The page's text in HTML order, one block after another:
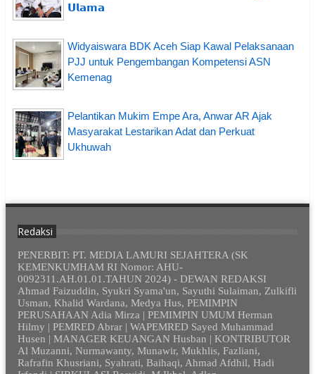
𝗨𝗹𝗮𝗺𝗮
Widyaiswara BDK Aceh Siap Kawal Pelaksanaan
PJJ untuk Pengembangan Kompetensi ASN
Kemenag
Pelantikan Mukim Empe Ara, Anwar AR Ajak
Masyarakat Lestarikan Adat dan Perkuat
Ukhuwah
Redaksi
PENERBIT: PT. MEDIA LAMURI SEJAHTERA (SK
KEMENKUMHAM RI Nomor: AHU-
0092311.AH.01.01.TAHUN 2024) - DEWAN REDAKSI
Ahmad Faizuddin, Syukri Syama'un, Sayuthi Sulaiman, Zulkifli
Usman, Khalid Wardana, Medya Hus, PEMIMPIN
PERUSAHAAN Adia Mirza | PEMIMPIN UMUM Herman
Hilmy | PEMRED Abrar | WAPEMRED Sayed Muhammad
Husen | MANAGER KEUANGAN Husban | KONTRIBUTOR
Al Muzanni, Nurmawanty, Munawir, Mukhlis, Fazliani,
Rafrafin Khusriani, Syahrati, Baihaqi, Ahmad Afdhil, Hadi